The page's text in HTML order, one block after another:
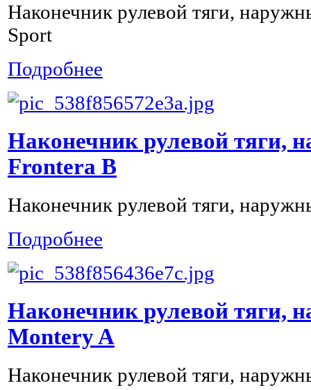
Наконечник рулевой тяги,
Sport
Подробнее
Наконечник рулевой тяги,
Frontera B
Наконечник рулевой тяги,
Подробнее
Наконечник рулевой тяги,
Montery A
Наконечник рулевой тяги,